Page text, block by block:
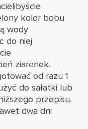
kolor bobu
wody
do niej
ziarenek.
od razu 1
do sałatki lub
przepisu.
dwa dni